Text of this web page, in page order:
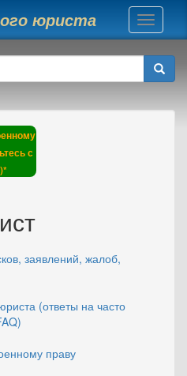
юриста
Toggle
с
заявлений, жалоб,
(ответы на часто
праву